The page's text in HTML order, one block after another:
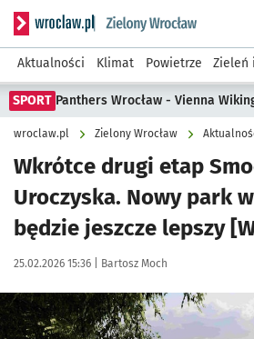
Serwis informacyjny wroclaw.pl
Aktualności Klimat Powietrze Zieleń
SPORT Panthers Wrocław - Vienna
wroclaw.pl Zielony Wrocław
Wkrótce drugi etap
Uroczyska. Nowy park
będzie jeszcze lepszy
Data publikacji:
25.02.2026 15:36 | Autor:
Bartosz Moch
Kliknij, aby zobaczyć galerię
Kliknij, aby powiększyć